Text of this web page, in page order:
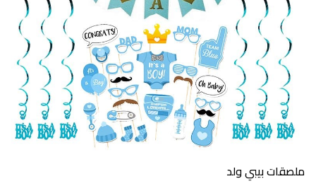
ملصقات بيبي ولد